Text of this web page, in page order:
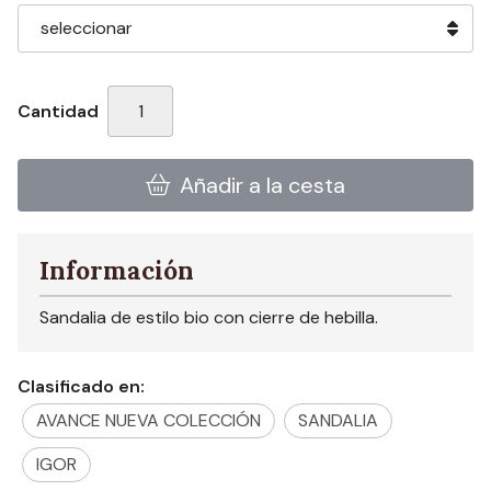
Cantidad
Añadir a la cesta
Información
Sandalia de estilo bio con cierre de hebilla.
Clasificado en:
AVANCE NUEVA COLECCIÓN
SANDALIA
IGOR